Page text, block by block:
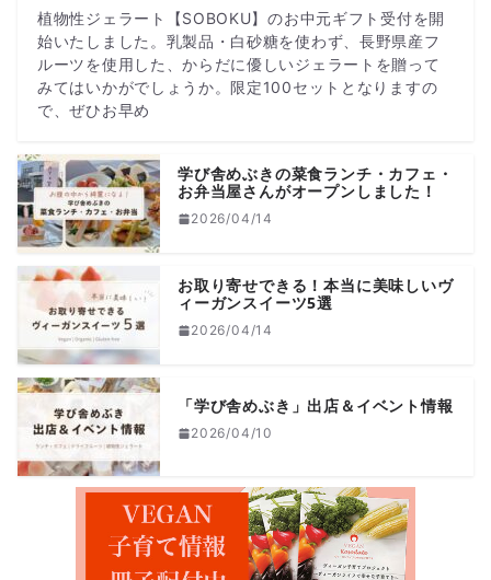
植物性ジェラート【SOBOKU】のお中元ギフト受付を開
始いたしました。乳製品・白砂糖を使わず、長野県産フ
ルーツを使用した、からだに優しいジェラートを贈って
みてはいかがでしょうか。限定100セットとなりますの
で、ぜひお早め
学び舎めぶきの菜食ランチ・カフェ・
お弁当屋さんがオープンしました！
2026/04/14
お取り寄せできる！本当に美味しいヴ
ィーガンスイーツ5選
2026/04/14
「学び舎めぶき」出店＆イベント情報
2026/04/10